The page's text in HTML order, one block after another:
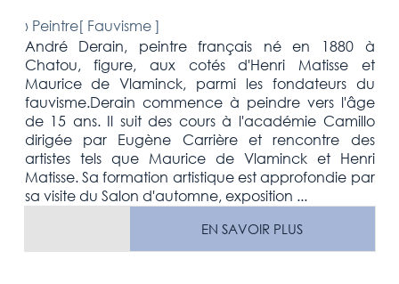
› Peintre[ Fauvisme]
André Derain, peintre français né en 1880 à
Chatou, figure, aux cotés d'Henri Matisse et
Maurice de Vlaminck, parmi les fondateurs du
fauvisme.Derain commence à peindre vers l'âge
de 15 ans. Il suit des cours à l'académie Camillo
dirigée par Eugène Carrière et rencontre des
artistes tels que Maurice de Vlaminck et Henri
Matisse. Sa formation artistique est approfondie par
sa visite du Salon d'automne, exposition ...
EN SAVOIR PLUS